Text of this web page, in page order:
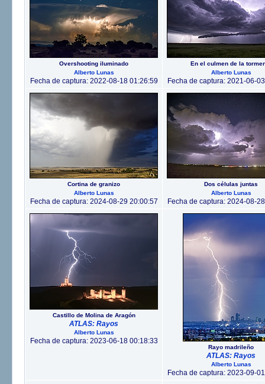
Overshooting iluminado
Alberto Lunas
Fecha de captura: 2022-08-18 01:26:59
En el culmen de la
Alberto Lunas
Fecha de captura: 2021-06-
Cortina de granizo
Alberto Lunas
Fecha de captura: 2024-08-29 20:00:57
Dos células juntas
Alberto Lunas
Fecha de captura: 2024-08-
Castillo de Molina de Aragón
ATLAS: Rayos
Alberto Lunas
Fecha de captura: 2023-06-18 00:18:33
Rayo madrileño
ATLAS: Rayos
Alberto Lunas
Fecha de captura: 2023-09-